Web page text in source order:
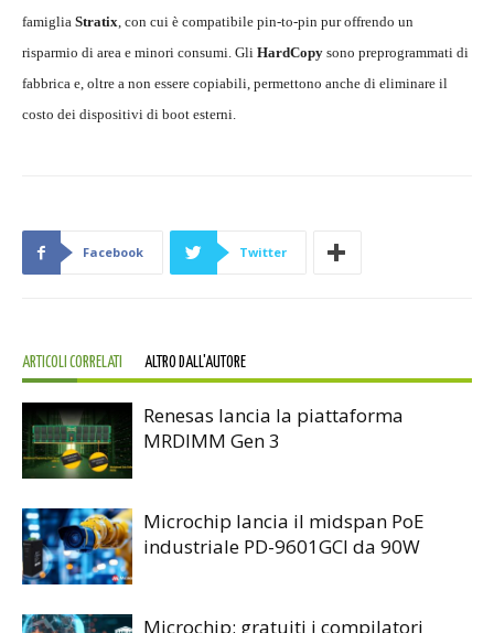
famiglia Stratix, con cui è compatibile pin-to-pin pur offrendo un
risparmio di area e minori consumi. Gli HardCopy sono preprogrammati di
fabbrica e, oltre a non essere copiabili, permettono anche di eliminare il
costo dei dispositivi di boot esterni.
Facebook Twitter
ARTICOLI CORRELATI ALTRO DALL'AUTORE
Renesas lancia la piattaforma
MRDIMM Gen 3
Microchip lancia il midspan PoE
industriale PD-9601GCI da 90W
Microchip: gratuiti i compilatori